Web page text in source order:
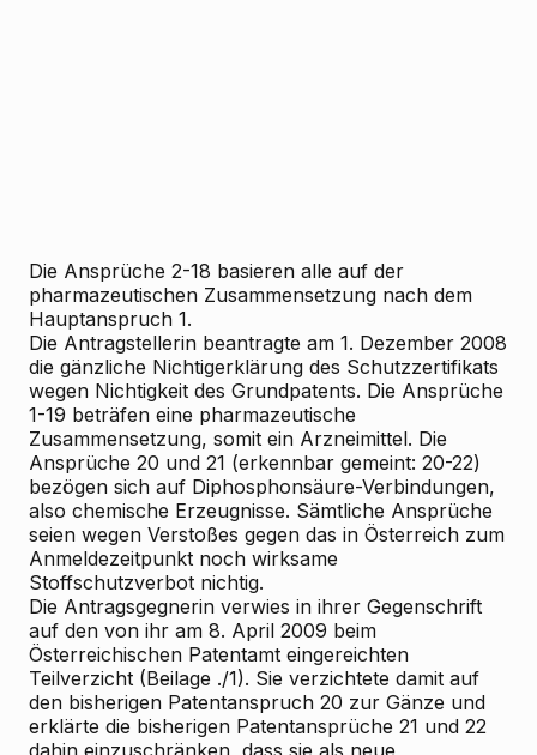
Die Ansprüche 2-18 basieren alle auf der
pharmazeutischen Zusammensetzung nach dem
Hauptanspruch 1.
Die Antragstellerin beantragte am 1. Dezember 2008
die gänzliche Nichtigerklärung des Schutzzertifikats
wegen Nichtigkeit des Grundpatents. Die Ansprüche
1-19 beträfen eine pharmazeutische
Zusammensetzung, somit ein Arzneimittel. Die
Ansprüche 20 und 21 (erkennbar gemeint: 20-22)
bezögen sich auf Diphosphonsäure-Verbindungen,
also chemische Erzeugnisse. Sämtliche Ansprüche
seien wegen Verstoßes gegen das in Österreich zum
Anmeldezeitpunkt noch wirksame
Stoffschutzverbot nichtig.
Die Antragsgegnerin verwies in ihrer Gegenschrift
auf den von ihr am 8. April 2009 beim
Österreichischen Patentamt eingereichten
Teilverzicht (Beilage ./1). Sie verzichtete damit auf
den bisherigen Patentanspruch 20 zur Gänze und
erklärte die bisherigen Patentansprüche 21 und 22